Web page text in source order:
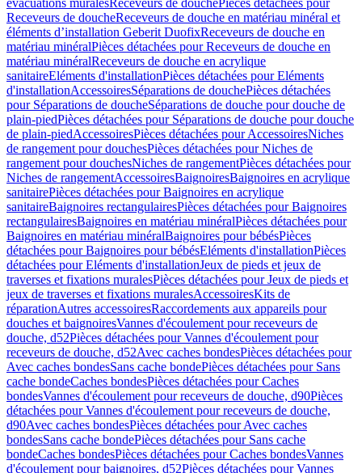
évacuations muralesReceveurs de douchePièces détachées pour
Receveurs de doucheReceveurs de douche en matériau minéral et
éléments d’installation Geberit DuofixReceveurs de douche en
matériau minéralPièces détachées pour Receveurs de douche en
matériau minéralReceveurs de douche en acrylique
sanitaireEléments d'installationPièces détachées pour Eléments
d'installationAccessoiresSéparations de douchePièces détachées
pour Séparations de doucheSéparations de douche pour douche de
plain-piedPièces détachées pour Séparations de douche pour douche
de plain-piedAccessoiresPièces détachées pour AccessoiresNiches
de rangement pour douchesPièces détachées pour Niches de
rangement pour douchesNiches de rangementPièces détachées pour
Niches de rangementAccessoiresBaignoiresBaignoires en acrylique
sanitairePièces détachées pour Baignoires en acrylique
sanitaireBaignoires rectangulairesPièces détachées pour Baignoires
rectangulairesBaignoires en matériau minéralPièces détachées pour
Baignoires en matériau minéralBaignoires pour bébésPièces
détachées pour Baignoires pour bébésEléments d'installationPièces
détachées pour Eléments d'installationJeux de pieds et jeux de
traverses et fixations muralesPièces détachées pour Jeux de pieds et
jeux de traverses et fixations muralesAccessoiresKits de
réparationAutres accessoiresRaccordements aux appareils pour
douches et baignoiresVannes d'écoulement pour receveurs de
douche, d52Pièces détachées pour Vannes d'écoulement pour
receveurs de douche, d52Avec caches bondesPièces détachées pour
Avec caches bondesSans cache bondePièces détachées pour Sans
cache bondeCaches bondesPièces détachées pour Caches
bondesVannes d'écoulement pour receveurs de douche, d90Pièces
détachées pour Vannes d'écoulement pour receveurs de douche,
d90Avec caches bondesPièces détachées pour Avec caches
bondesSans cache bondePièces détachées pour Sans cache
bondeCaches bondesPièces détachées pour Caches bondesVannes
d'écoulement pour baignoires, d52Pièces détachées pour Vannes